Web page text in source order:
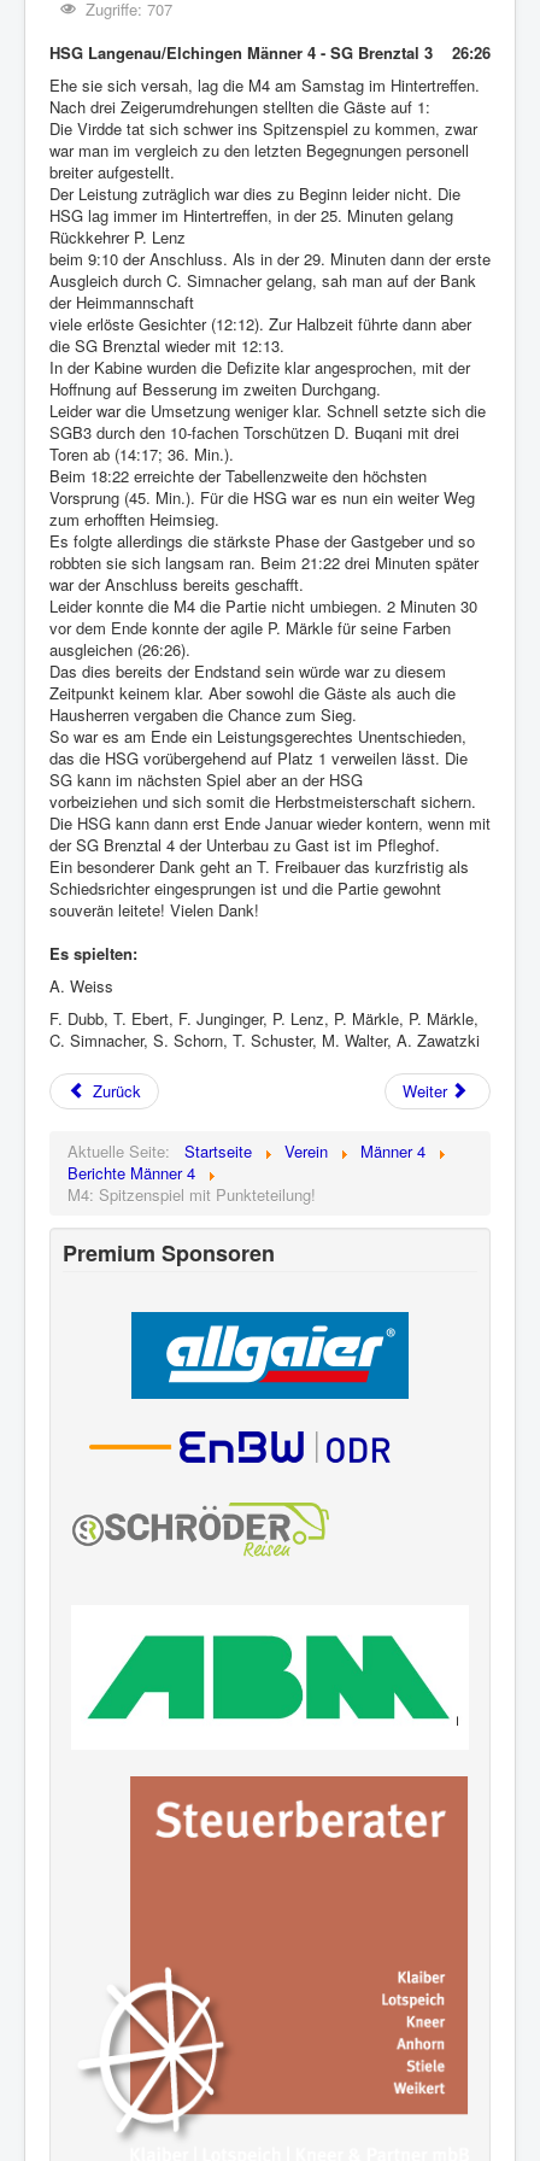
Zugriffe: 707
HSG Langenau/Elchingen Männer 4 - SG Brenztal 3 26:26
Ehe sie sich versah, lag die M4 am Samstag im Hintertreffen.
Nach drei Zeigerumdrehungen stellten die Gäste auf 1:
Die Virdde tat sich schwer ins Spitzenspiel zu kommen, zwar
war man im vergleich zu den letzten Begegnungen personell
breiter aufgestellt.
Der Leistung zuträglich war dies zu Beginn leider nicht. Die
HSG lag immer im Hintertreffen, in der 25. Minuten gelang
Rückkehrer P. Lenz
beim 9:10 der Anschluss. Als in der 29. Minuten dann der erste
Ausgleich durch C. Simnacher gelang, sah man auf der Bank
der Heimmannschaft
viele erlöste Gesichter (12:12). Zur Halbzeit führte dann aber
die SG Brenztal wieder mit 12:13.
In der Kabine wurden die Defizite klar angesprochen, mit der
Hoffnung auf Besserung im zweiten Durchgang.
Leider war die Umsetzung weniger klar. Schnell setzte sich die
SGB3 durch den 10-fachen Torschützen D. Buqani mit drei
Toren ab (14:17; 36. Min.).
Beim 18:22 erreichte der Tabellenzweite den höchsten
Vorsprung (45. Min.). Für die HSG war es nun ein weiter Weg
zum erhofften Heimsieg.
Es folgte allerdings die stärkste Phase der Gastgeber und so
robbten sie sich langsam ran. Beim 21:22 drei Minuten später
war der Anschluss bereits geschafft.
Leider konnte die M4 die Partie nicht umbiegen. 2 Minuten 30
vor dem Ende konnte der agile P. Märkle für seine Farben
ausgleichen (26:26).
Das dies bereits der Endstand sein würde war zu diesem
Zeitpunkt keinem klar. Aber sowohl die Gäste als auch die
Hausherren vergaben die Chance zum Sieg.
So war es am Ende ein Leistungsgerechtes Unentschieden,
das die HSG vorübergehend auf Platz 1 verweilen lässt. Die
SG kann im nächsten Spiel aber an der HSG
vorbeiziehen und sich somit die Herbstmeisterschaft sichern.
Die HSG kann dann erst Ende Januar wieder kontern, wenn mit
der SG Brenztal 4 der Unterbau zu Gast ist im Pfleghof.
Ein besonderer Dank geht an T. Freibauer das kurzfristig als
Schiedsrichter eingesprungen ist und die Partie gewohnt
souverän leitete! Vielen Dank!
Es spielten:
A. Weiss
F. Dubb, T. Ebert, F. Junginger, P. Lenz, P. Märkle, P. Märkle,
C. Simnacher, S. Schorn, T. Schuster, M. Walter, A. Zawatzki
Zurück Weiter
Aktuelle Seite: Startseite Verein
Männer 4
Berichte Männer 4
M4: Spitzenspiel mit Punkteteilung!
Premium Sponsoren